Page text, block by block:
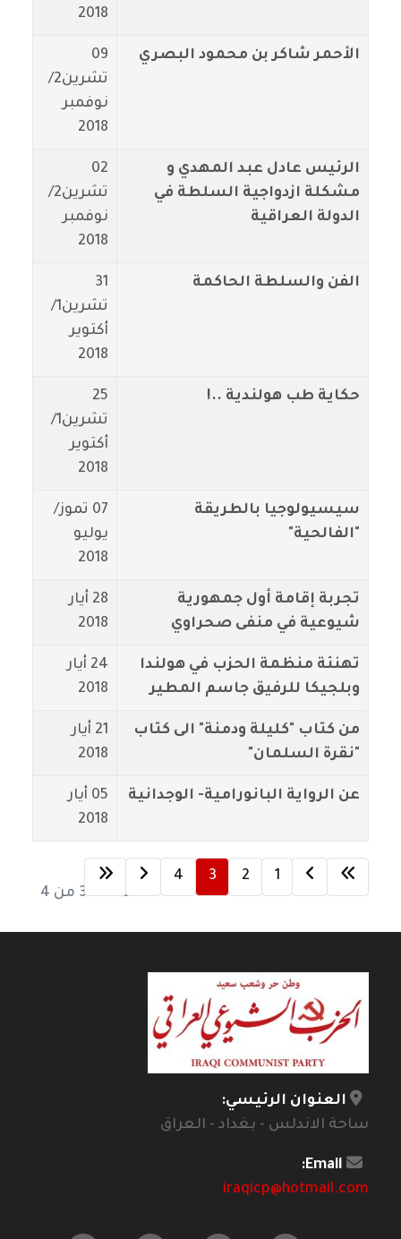
2018
الأحمر شاكر بن محمود البصري
09
تشرين2/
نوفمبر
2018
الرئيس عادل عبد المهدي و
مشكلة ازدواجية السلطة في
الدولة العراقية
02
تشرين2/
نوفمبر
2018
الفن والسلطة الحاكمة
31
تشرين1/
أكتوير
2018
حكاية طب هولندية ..!
25
تشرين1/
أكتوير
2018
سيسيولوجيا بالطريقة
"الفالحية"
07 تموز/
يوليو
2018
تجربة إقامة أول جمهورية
شيوعية في منفى صحراوي
28 أيار
2018
تهنئة منظمة الحزب في هولندا
وبلجيكا للرفيق جاسم المطير
24 أيار
2018
من كتاب "كليلة ودمنة" الى كتاب
"نقرة السلمان"
21 أيار
2018
عن الرواية البانورامية- الوجدانية
05 أيار
2018
الصفحة 3 من 4
1
2
3
4
العنوان الرئيسي:
ساحة الاندلس - بغداد - العراق
Email:
iraqicp@hotmail.com